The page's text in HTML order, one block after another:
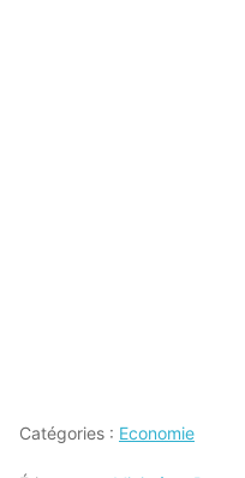
Catégories : Economie